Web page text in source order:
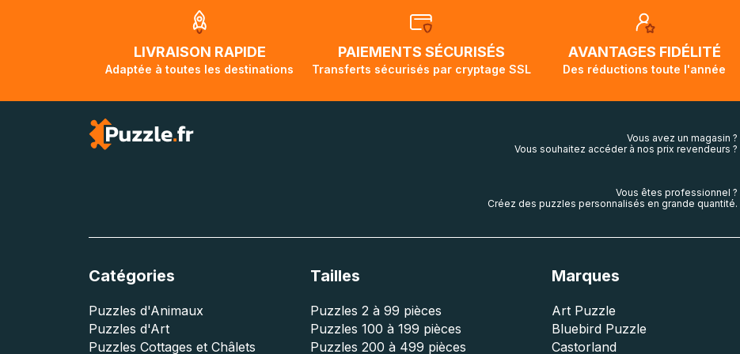
jusqu'à 2 mois et demi pour arriver à destination. Il est donc normal que pendant la
traversée, le suivi de votre commande ne soit pas modifié. Ce dernier reprendra
lorsque votre colis aura touché terre.
LIVRAISON RAPIDE
Adaptée à toutes les destinations
PAIEMENTS SÉCURISÉS
Transferts sécurisés par cryptage SSL
AVANTAGES FIDÉLITÉ
Des réductions toute l'année
Vous avez un magasin ?
Vous souhaitez accéder à nos prix revendeurs ?
Vous êtes professionnel ?
Créez des puzzles personnalisés en grande quantité.
Catégories
Puzzles d'Animaux
Puzzles d'Art
Puzzles Cottages et Châlets
Tailles
Puzzles 2 à 99 pièces
Puzzles 100 à 199 pièces
Puzzles 200 à 499 pièces
Marques
Art Puzzle
Bluebird Puzzle
Castorland